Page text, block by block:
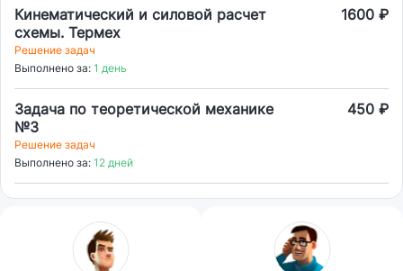
Кинематический и силовой расчет
схемы. Термех
1600 ₽
Решение задач
Выполнено за: 1 день
Задача по теоретической механике
№3
450 ₽
Решение задач
Выполнено за: 12 дней